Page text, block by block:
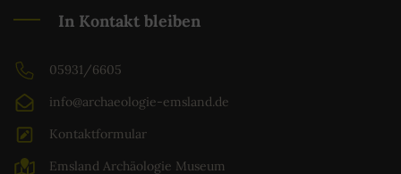
In Kontakt bleiben
05931/6605
info@archaeologie-emsland.de
Kontaktformular
Emsland Archäologie Museum